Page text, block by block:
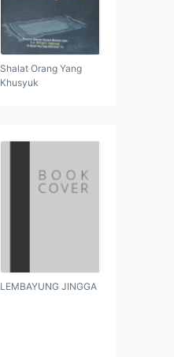
Shalat Orang Yang
Khusyuk
LEMBAYUNG JINGGA